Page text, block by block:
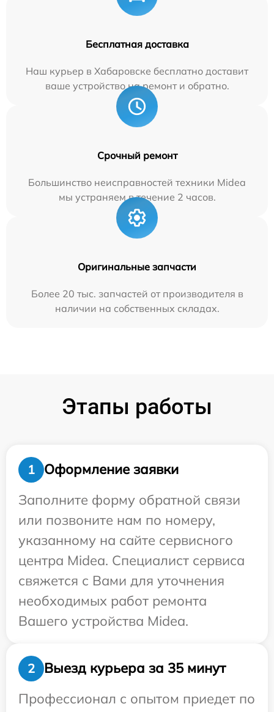
Бесплатная доставка
Наш курьер в Хабаровске бесплатно доставит
ваше устройство на ремонт и обратно.
Срочный ремонт
Большинство неисправностей техники Midea
мы устраняем в течение 2 часов.
Оригинальные запчасти
Более 20 тыс. запчастей от производителя в
наличии на собственных складах.
Этапы работы
1
Оформление заявки
Заполните форму обратной связи
или позвоните нам по номеру,
указанному на сайте сервисного
центра Midea. Специалист сервиса
свяжется с Вами для уточнения
необходимых работ ремонта
Вашего устройства Midea.
2
Выезд курьера за 35 минут
Профессионал с опытом приедет по